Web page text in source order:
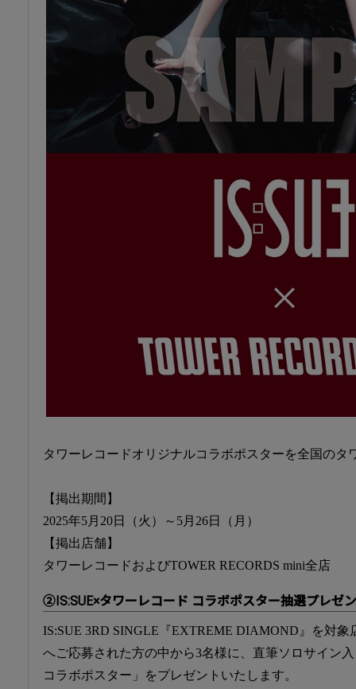
タワーレコードオリジナルコラボポスターを全国のタ
【掲出期間】
2025年5月20日（火）～5月26日（月）
【掲出店舗】
タワーレコードおよびTOWER RECORDS mini全店
②IS:SUE×タワーレコード コラボポスター抽選プレゼ
IS:SUE 3RD SINGLE『EXTREME DIAMOND』を対
へご応募された方の中から3名様に、直筆ソロサイン
コラボポスター」をプレゼントいたします。